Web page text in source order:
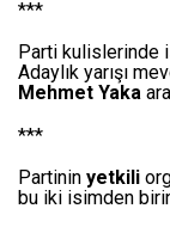
***
Parti kulislerinde
Adaylık yarışı
Mehmet Yaka
***
Partinin yetkili
bu iki isimden